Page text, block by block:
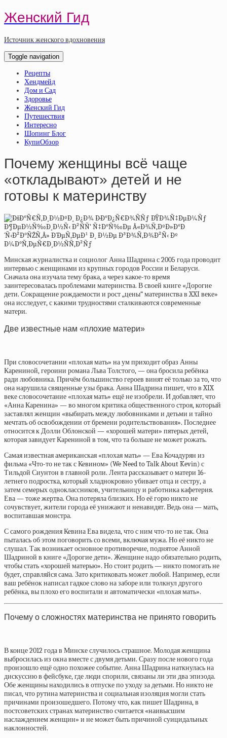
Женский Гид
Источник женского вдохновения
Toggle navigation
Рецепты
Хендмейд
Дом и Сад
Здоровье
Женский Гид
Путешествия
Интересно
Шопинг Блог
КупиОбзор
Почему женщины всё чаще
«откладывают» детей и не
готовы к материнству
Минская журналистка и социолог Анна Шадрина с 2005 года проводит
интервью с женщинами из крупных городов России и Беларуси.
Сначала она изучала тему брака, а через какое-то время
заинтересовалась проблемами материнства. В своей книге «Дорогие
дети. Сокращение рождаемости и рост „цены“ материнства в XXI веке»
она исследует, с какими трудностями сталкиваются современные
матери.
Две известные нам «плохие матери»
При словосочетании «плохая мать» на ум приходит образ Анны
Карениной, героини романа Льва Толстого, — она бросила ребёнка
ради любовника. Причём большинство героев винят её только за то, что
она нарушила священные узы брака. Анна Шадрина пишет, что в XIX
веке словосочетание «плохая мать» ещё не изобрели. И добавляет, что
«Анна Каренина» — во многом критика общественного строя, который
заставлял женщин «выбирать между любовниками и детьми и тайно
мечтать об освобождении от бремени родительствования». Последнее
относится к Долли Облонской — «хорошей матери» пятерых детей,
которая завидует Карениной в том, что та больше не может рожать.
Самая известная американская «плохая мать» — Ева Кочадурян из
фильма «Что-то не так с Кевином» (We Need to Talk About Kevin) с
Тильдой Сиунтон в главной роли. Лента рассказывает о матери 16-
летнего подростка, который хладнокровно убивает отца и сестру, а
затем семерых одноклассников, учительницу и работника кафетерия.
Ева — тоже жертва. Она потеряла близких. Но её горю никто не
сочувствует, жители города её унижают и ненавидят. Ведь она — мать,
воспитавшая монстра.
С самого рождения Кевина Ева видела, что с ним что-то не так. Она
пыталась об этом поговорить со всеми, включая мужа. Но её никто не
слушал. Так возникает основное противоречие, поднятое Анной
Шадриной в книге «Дорогие дети». Женщине надо обязательно родить,
чтобы стать «хорошей матерью». Но стоит родить — никто помогать не
будет, справляйся сама. Зато критиковать может любой. Например, если
ваш ребёнок написал гадкое слово на заборе или толкнул другого
ребёнка, вы плохо его воспитали и автоматически «плохая мать».
Почему о сложностях материнства не принято говорить
В конце 2012 года в Минске случилось страшное. Молодая женщина
выбросилась из окна вместе с двумя детьми. Сразу после нового года
произошло ещё одно похожее событие. Анна Шадрина наткнулась на
дискуссию в фейсбуке, где люди спорили, связаны ли эти два эпизода.
Обе женщины находились в отпуске по уходу за детьми. Но никто не
писал, что рутина материнства и социальная изоляция могли стать
причинами произошедшего. Потому что, как пишет Шадрина, в
постсоветских странах материнство считается «наивысшим
наслаждением женщин» и не может быть причиной суицидальных
наклонностей.